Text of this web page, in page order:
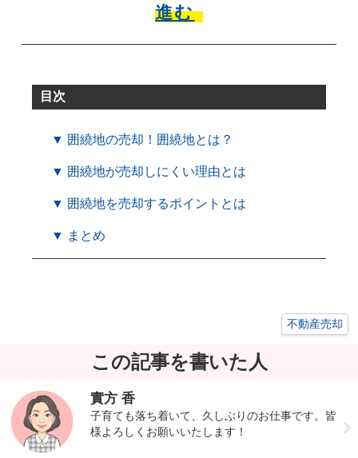
進む
目次
▼ 囲繞地の売却！囲繞地とは？
▼ 囲繞地が売却しにくい理由とは
▼ 囲繞地を売却するポイントとは
▼ まとめ
不動産売却
この記事を書いた人
實方 香
子育ても落ち着いて、久しぶりのお仕事です。皆
様よろしくお願いいたします！